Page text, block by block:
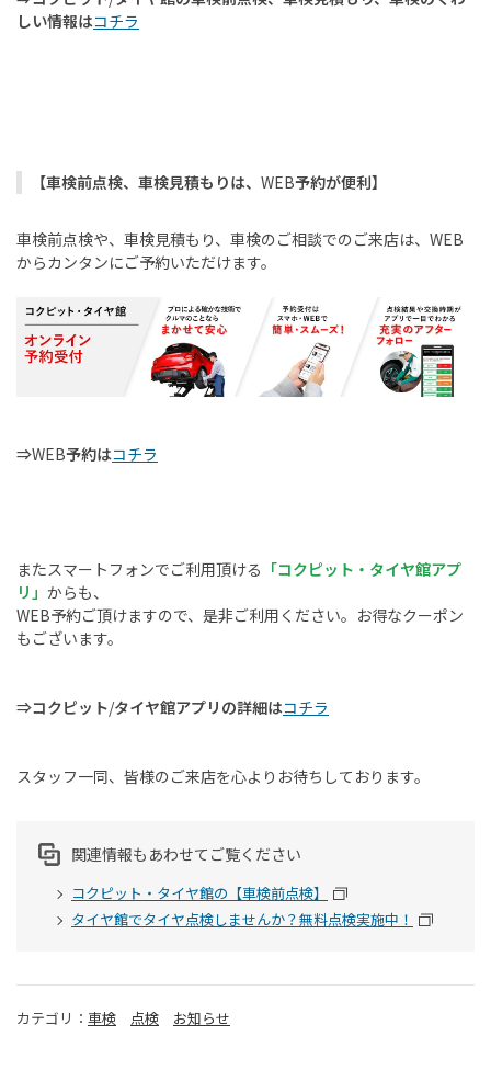
しい情報はコチラ
【車検前点検、車検見積もりは、 WEB予約が便利】
車検前点検や、車検見積もり、車検のご相談でのご来店は、 WEB
からカンタンにご予約いただけます。
⇒WEB予約はコチラ
またスマートフォンでご利用頂ける 「コクピット・タイヤ館アプ
リ」 からも、
WEB予約ご頂けますので、是非ご利用ください。お得なクーポン
もございます。
⇒コクピット/タイヤ館アプリの詳細はコチラ
スタッフ一同、皆様のご来店を心よりお待ちしております。
関連情報もあわせてご覧ください
コクピット・タイヤ館の【車検前点検】
タイヤ館でタイヤ点検しませんか？無料点検実施中！
カテゴリ： 車検 点検 お知らせ